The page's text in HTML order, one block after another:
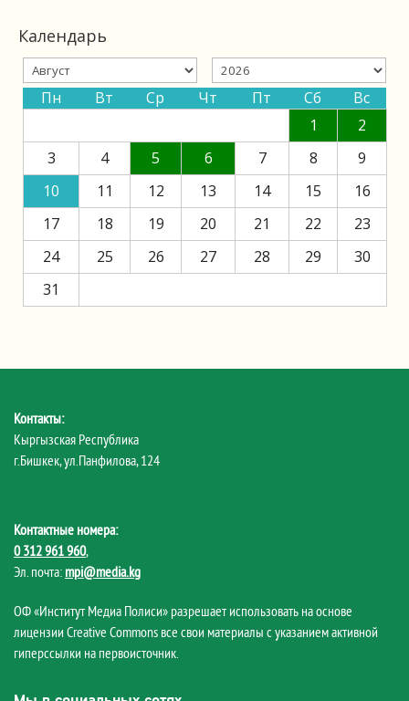
Календарь
Пн Вт Ср Чт Пт Сб
Вс
1
2
3
4 5 6 7 8
9
10
11 12 13 14 15
16
17
18 19 20 21 22
23
24
25 26 27 28 29
30
31
Контакты:
Кыргызская Республика
г.Бишкек, ул.Панфилова, 124
Контактные номера:
0 312 961 960,
Эл. почта: mpi@media.kg
ОФ «Институт Медиа Полиси» разрешает использовать на основе
лицензии Creative Commons все свои материалы с указанием активной
гиперссылки на первоисточник.